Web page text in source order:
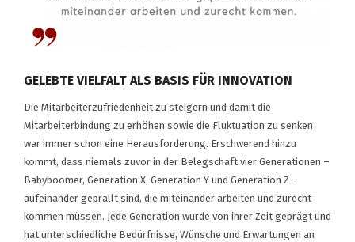
GELEBTE VIELFALT ALS BASIS FÜR INNOVATION
Die Mitarbeiterzufriedenheit zu steigern und damit die
Mitarbeiterbindung zu erhöhen sowie die Fluktuation zu senken
war immer schon eine Herausforderung. Erschwerend hinzu
kommt, dass niemals zuvor in der Belegschaft vier Generationen –
Babyboomer, Generation X, Generation Y und Generation Z –
aufeinander geprallt sind, die miteinander arbeiten und zurecht
kommen müssen. Jede Generation wurde von ihrer Zeit geprägt und
hat unterschiedliche Bedürfnisse, Wünsche und Erwartungen an